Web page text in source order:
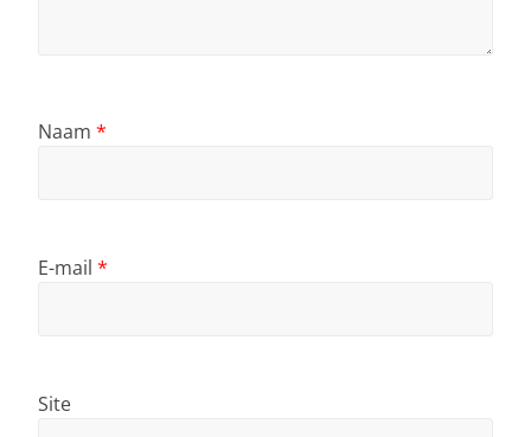
Naam *
E-mail *
Site